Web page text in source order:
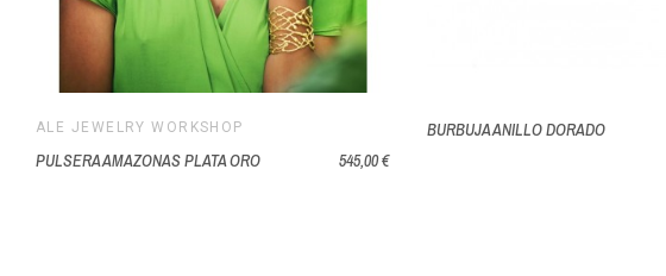
ALE JEWELRY WORKSHOP
PULSERA AMAZONAS PLATA ORO 545,00 €
BURBUJA ANILLO DORADO